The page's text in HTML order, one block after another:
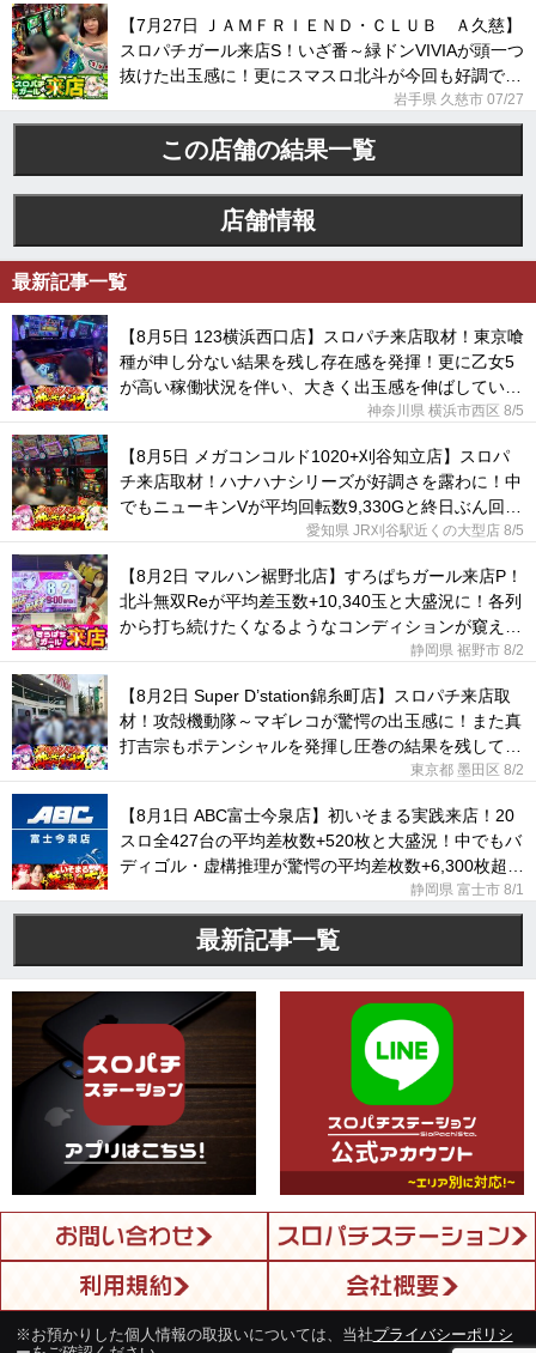
【7月27日 ＪＡＭＦＲＩＥＮＤ・ＣＬＵＢ Ａ久慈】
スロパチガール来店S！いざ番～緑ドンVIVIAが頭一つ
抜けた出玉感に！更にスマスロ北斗が今回も好調であ
岩手県 久慈市 07/27
この店舗の結果一覧
店舗情報
最新記事一覧
【8月5日 123横浜西口店】スロパチ来店取材！東京喰
種が申し分ない結果を残し存在感を発揮！更に乙女5
が高い稼働状況を伴い、大きく出玉感を伸ばしてい
神奈川県 横浜市西区 8/5
【8月5日 メガコンコルド1020+刈谷知立店】スロパ
チ来店取材！ハナハナシリーズが好調さを露わに！中
でもニューキンVが平均回転数9,330Gと終日ぶん回さ
愛知県 JR刈谷駅近くの大型店 8/5
【8月2日 マルハン裾野北店】すろぱちガール来店P！
北斗無双Reが平均差玉数+10,340玉と大盛況に！各列
から打ち続けたくなるようなコンディションが窺え
静岡県 裾野市 8/2
【8月2日 Super D’station錦糸町店】スロパチ来店取
材！攻殻機動隊～マギレコが驚愕の出玉感に！また真
打吉宗もポテンシャルを発揮し圧巻の結果を残してい
東京都 墨田区 8/2
【8月1日 ABC富士今泉店】初いそまる実践来店！20
スロ全427台の平均差枚数+520枚と大盛況！中でもバ
ディゴル・虚構推理が驚愕の平均差枚数+6,300枚超え
静岡県 富士市 8/1
最新記事一覧
※お預かりした個人情報の取扱いについては、当社プライバシーポリシ